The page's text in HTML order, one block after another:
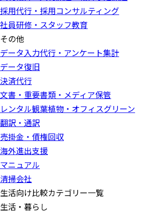
採用代行・採用コンサルティング
社員研修・スタッフ教育
その他
データ入力代行・アンケート集計
データ復旧
決済代行
文書・重要書類・メディア保管
レンタル観葉植物・オフィスグリーン
翻訳・通訳
売掛金・債権回収
海外進出支援
マニュアル
清掃会社
生活向け比較カテゴリー一覧
生活・暮らし